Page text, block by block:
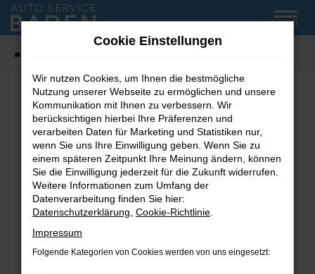
Zum
Hauptinhalt
MENÜ
Fehler: Network Error
Beim Laden ist ein Fehler aufgetreten.
Hier sind ein paar Tipps, die dir helfen können:
Überprüfe deine Firewall und deine
Internetverbindung.
Laden andere Webseiten, zum Beispiel deine
Suchmaschine?
Prüfe deine Browsererweiterungen.
Cookie Einstellungen
Wir nutzen Cookies, um Ihnen die bestmögliche
Nutzung unserer Webseite zu ermöglichen und unsere
Kommunikation mit Ihnen zu verbessern. Wir
berücksichtigen hierbei Ihre Präferenzen und
verarbeiten Daten für Marketing und Statistiken nur,
wenn Sie uns Ihre Einwilligung geben. Wenn Sie zu
einem späteren Zeitpunkt Ihre Meinung ändern, können
Sie die Einwilligung jederzeit für die Zukunft widerrufen.
Weitere Informationen zum Umfang der
Datenverarbeitung finden Sie hier:
Datenschutzerklärung Cookie-Richtlinie
Impressum
Folgende Kategorien von Cookies werden von uns eingesetzt: